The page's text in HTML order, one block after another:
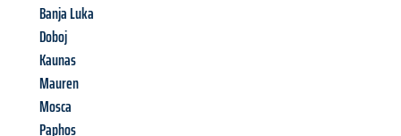
Banja Luka
Doboj
Kaunas
Mauren
Mosca
Paphos